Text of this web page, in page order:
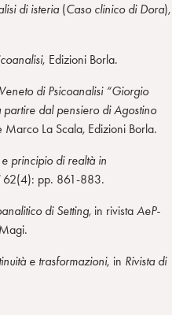
di isteria (Caso clinico di Dora),
, Edizioni Borla.
di Psicoanalisi “Giorgio
partire dal pensiero di Agostino
Marco La Scala, Edizioni Borla.
principio di realtà in
62(4): pp. 861-883.
di Setting, in rivista AeP-
e trasformazioni, in Rivista di